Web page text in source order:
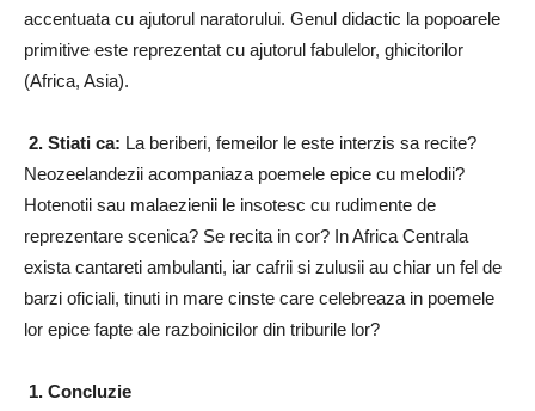
accentuata cu ajutorul naratorului. Genul didactic la popoarele
primitive este reprezentat cu ajutorul fabulelor, ghicitorilor
(Africa, Asia).
2. Stiati ca: La beriberi, femeilor le este interzis sa recite?
Neozeelandezii acompaniaza poemele epice cu melodii?
Hotenotii sau malaezienii le insotesc cu rudimente de
reprezentare scenica? Se recita in cor? In Africa Centrala
exista cantareti ambulanti, iar cafrii si zulusii au chiar un fel de
barzi oficiali, tinuti in mare cinste care celebreaza in poemele
lor epice fapte ale razboinicilor din triburile lor?
1. Concluzie